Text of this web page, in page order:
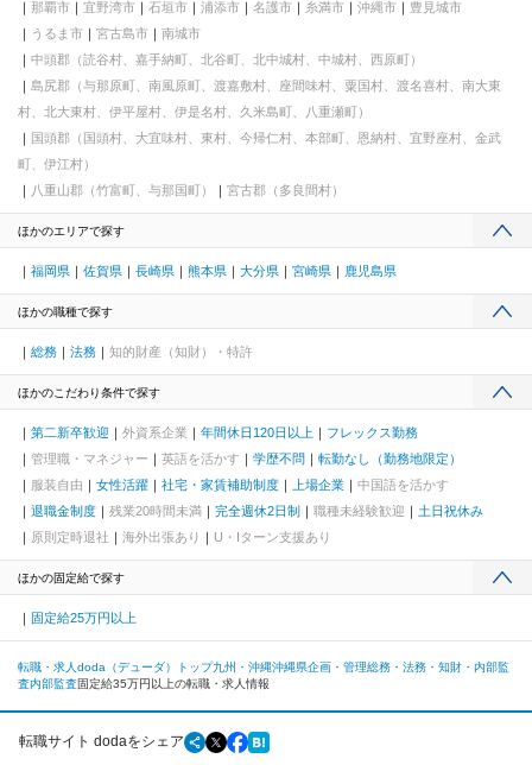
那覇市 宜野湾市 石垣市 浦添市 名護市 糸満市 沖縄市
豊見城市
うるま市
宮古島市
南城市
中頭郡（読谷村、嘉手納町、北谷町、北中城村、中城村、西原町）
島尻郡（与那原町、南風原町、渡嘉敷村、座間味村、粟国村、渡名喜村、南大東
村、北大東村、伊平屋村、伊是名村、久米島町、八重瀬町）
国頭郡（国頭村、大宜味村、東村、今帰仁村、本部町、恩納村、宜野座村、金武
町、伊江村）
八重山郡（竹富町、与那国町）
宮古郡（多良間村）
ほかのエリアで探す
福岡県 佐賀県 長崎県 熊本県 大分県 宮崎県 鹿児島県
ほかの職種で探す
総務 法務 知的財産（知財）・特許
ほかのこだわり条件で探す
第二新卒歓迎 外資系企業 年間休日120日以上
フレックス勤務
管理職・マネジャー
英語を活かす 学歴不問
転勤なし（勤務地限定）
服装自由
女性活躍 社宅・家賃補助制度 上場企業
中国語を活かす
退職金制度
残業20時間未満 完全週休2日制 職種未経験歓迎
土日祝休み
原則定時退社
海外出張あり U・Iターン支援あり
ほかの固定給で探す
固定給25万円以上
転職・求人doda（デューダ）トップ九州・沖縄沖縄県企画・管理総務・法務・知財・内部監
査内部監査固定給35万円以上の転職・求人情報
転職サイト dodaをシェア